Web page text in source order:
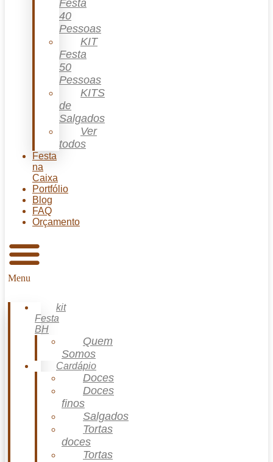
Festa
40
Pessoas
KIT
Festa
50
Pessoas
KITS
de
Salgados
Ver
todos
Festa
na
Caixa
Portfólio
Blog
FAQ
Orçamento
Menu
kit
Festa
BH
Quem
Somos
Cardápio
Doces
Doces
finos
Salgados
Tortas
doces
Tortas